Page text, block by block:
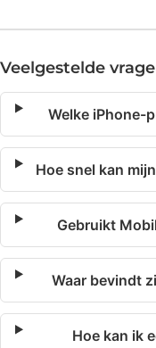
Veelgestelde
Welke iPhone-
Hoe snel kan
Gebruikt
Waar bevindt
Hoe kan ik